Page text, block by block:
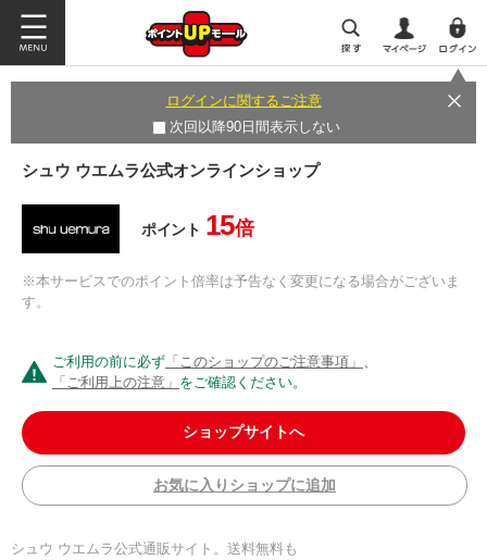
ログインに関するご注意
次回以降90日間表示しない
シュウ ウエムラ公式オンラインショップ
ポイント 15倍
※本サービスでのポイント倍率は予告なく変更になる場合がございま
す。
ご利用の前に必ず 「このショップのご注意事項」 、
「ご利用上の注意」 をご確認ください。
ショップサイトへ
お気に入りショップに追加
シュウ ウエムラ公式通販サイト。送料無料も